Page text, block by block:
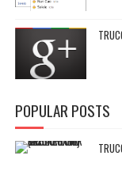
POPULAR POSTS